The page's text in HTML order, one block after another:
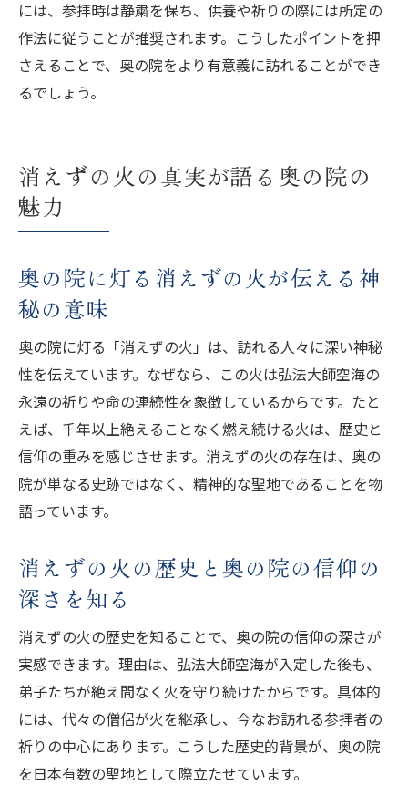
には、参拝時は静粛を保ち、供養や祈りの際には所定の
作法に従うことが推奨されます。こうしたポイントを押
さえることで、奥の院をより有意義に訪れることができ
るでしょう。
消えずの火の真実が語る奥の院の
魅力
奥の院に灯る消えずの火が伝える神
秘の意味
奥の院に灯る「消えずの火」は、訪れる人々に深い神秘
性を伝えています。なぜなら、この火は弘法大師空海の
永遠の祈りや命の連続性を象徴しているからです。たと
えば、千年以上絶えることなく燃え続ける火は、歴史と
信仰の重みを感じさせます。消えずの火の存在は、奥の
院が単なる史跡ではなく、精神的な聖地であることを物
語っています。
消えずの火の歴史と奥の院の信仰の
深さを知る
消えずの火の歴史を知ることで、奥の院の信仰の深さが
実感できます。理由は、弘法大師空海が入定した後も、
弟子たちが絶え間なく火を守り続けたからです。具体的
には、代々の僧侶が火を継承し、今なお訪れる参拝者の
祈りの中心にあります。こうした歴史的背景が、奥の院
を日本有数の聖地として際立たせています。